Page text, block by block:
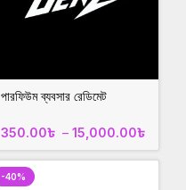
পারফিউম ব্যবসার রেডিমেট
genzcouture.com
350.00৳ – 15,000.00৳
-40%